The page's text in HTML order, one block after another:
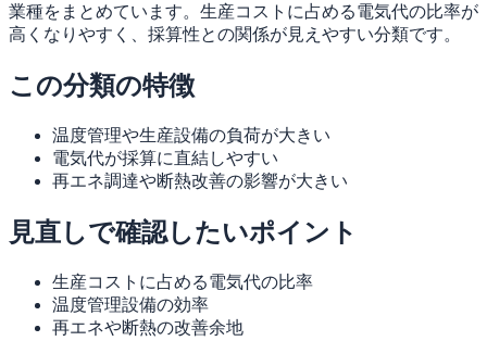
業種をまとめています。生産コストに占める電気代の比率が
高くなりやすく、採算性との関係が見えやすい分類です。
この分類の特徴
温度管理や生産設備の負荷が大きい
電気代が採算に直結しやすい
再エネ調達や断熱改善の影響が大きい
見直しで確認したいポイント
生産コストに占める電気代の比率
温度管理設備の効率
再エネや断熱の改善余地